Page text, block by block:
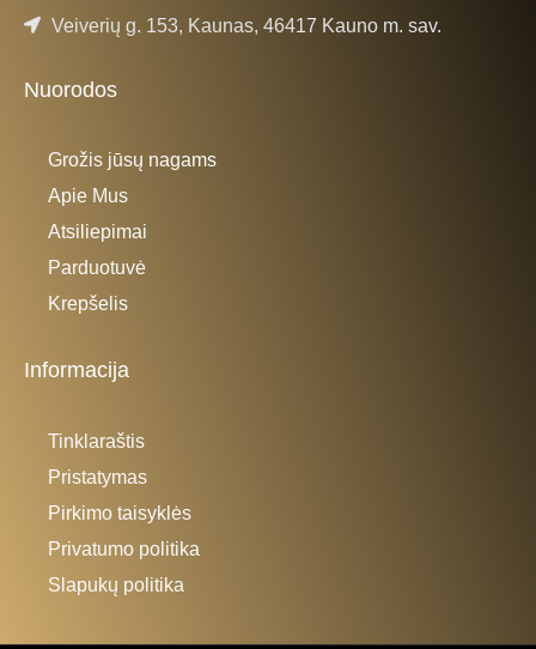
Veiverių g. 153, Kaunas, 46417 Kauno m. sav.
Nuorodos
Grožis jūsų nagams
Apie Mus
Atsiliepimai
Parduotuvė
Krepšelis
Informacija
Tinklaraštis
Pristatymas
Pirkimo taisyklės
Privatumo politika
Slapukų politika